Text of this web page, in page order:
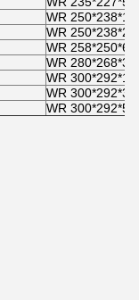
WR
WR
WR 258*250*60
WR 280*268*30
WR 300*292*16
WR 300*292*30
WR 300*292*50